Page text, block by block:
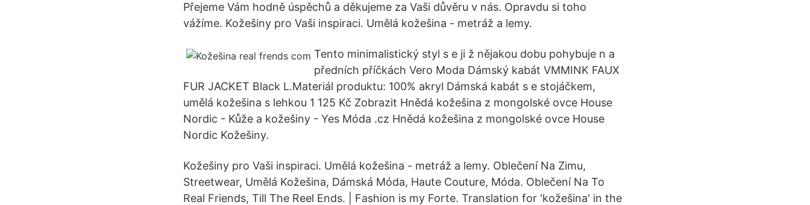
Přejeme Vám hodně úspěchů a děkujeme za Vaši důvěru v nás. Opravdu si toho
vážíme. Kožešiny pro Vaši inspiraci. Umělá kožešina - metráž a lemy.
Tento minimalistický styl s e ji ž nějakou dobu pohybuje n a
předních příčkách Vero Moda Dámský kabát VMMINK FAUX
FUR JACKET Black L.Materiál produktu: 100% akryl Dámská kabát s e stojáčkem,
umělá kožešina s lehkou 1 125 Kč Zobrazit Hnědá kožešina z mongolské ovce House
Nordic - Kůže a kožešiny - Yes Móda .cz Hnědá kožešina z mongolské ovce House
Nordic Kožešiny.
Kožešiny pro Vaši inspiraci. Umělá kožešina - metráž a lemy. Oblečení Na Zimu,
Streetwear, Umělá Kožešina, Dámská Móda, Haute Couture, Móda. Oblečení Na To
Real Friends, Till The Reel Ends. | Fashion is my Forte. Translation for 'kožešina' in the